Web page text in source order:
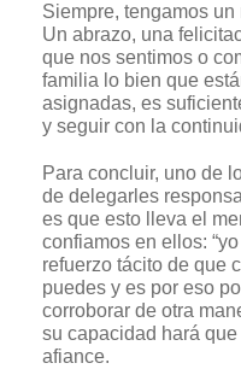
Siempre, tengamos
Un abrazo, una
que nos sentimos o
familia lo bien que
asignadas, es
y seguir con la
Para concluir, uno de
de delegarles
es que esto lleva el
confiamos en ellos:
refuerzo tácito de que
puedes y es por eso
corroborar de otra
su capacidad hará
afiance.